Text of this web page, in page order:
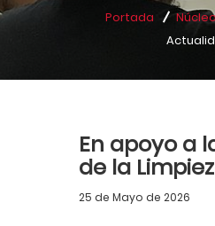
Portada
En apoyo a
de la
25 de Mayo de 2026